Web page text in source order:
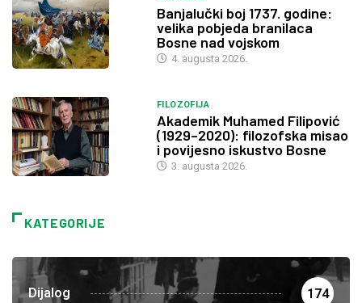
Banjalučki boj 1737. godine:
velika pobjeda branilaca
Bosne nad vojskom
4. augusta 2026.
FILOZOFIJA
Akademik Muhamed Filipović
(1929–2020): filozofska misao
i povijesno iskustvo Bosne
3. augusta 2026.
KATEGORIJE
Dijalog 174